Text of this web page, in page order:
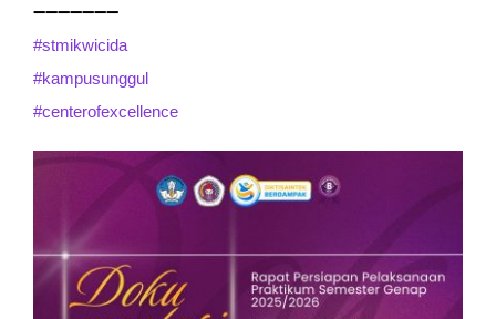
➖➖➖➖➖➖➖
#stmikwicida
#kampusunggul
#centerofexcellence